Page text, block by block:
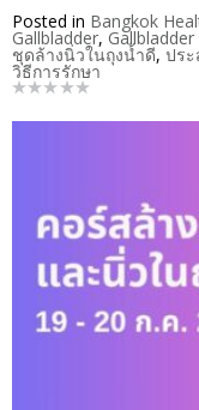
Posted in Bangkok
Gallbladder,
ชุดล้างนิ่วในถุงน้ำดี, ปร
วิธีการรักษา